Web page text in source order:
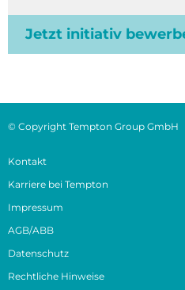
Jetzt initiativ
© Copyright Tempton Group GmbH
Kontakt
Karriere bei Tempton
Impressum
AGB/ABB
Datenschutz
Rechtliche Hinweise